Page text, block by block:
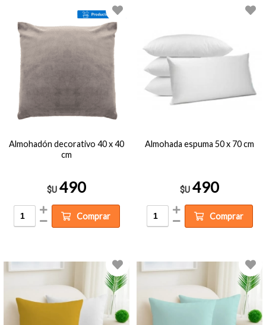
Almohadón decorativo 40 x 40
cm
$U 490
Comprar
Almohada espuma 50 x 70 cm
$U 490
Comprar